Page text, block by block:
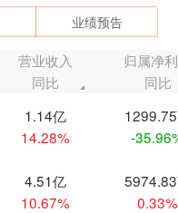
业绩预告
营业收入
同比
归属净
同比
1.14亿
14.28%
-
4.51亿
10.67%
0.33%